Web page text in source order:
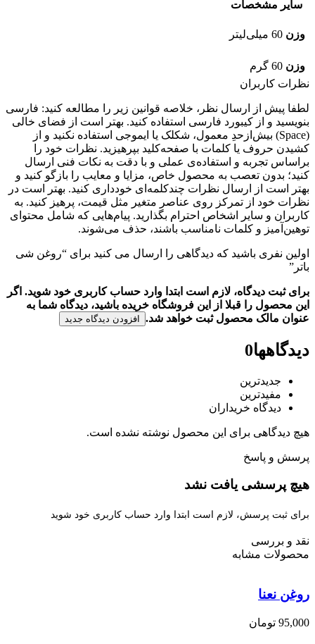
سایر مشخصات
وزن 60 میلی‌لیتر
وزن 60 گرم
نظرات کاربران
لطفا پیش از ارسال نظر، خلاصه قوانین زیر را مطالعه کنید: فارسی
بنویسید و از کیبورد فارسی استفاده کنید. بهتر است از فضای خالی
(Space) بیش‌از‌حدِ معمول، شکلک یا ایموجی استفاده نکنید و از
کشیدن حروف یا کلمات با صفحه‌کلید بپرهیزید. نظرات خود را
براساس تجربه و استفاده‌ی عملی و با دقت به نکات فنی ارسال
کنید؛ بدون تعصب به محصول خاص، مزایا و معایب را بازگو کنید و
بهتر است از ارسال نظرات چندکلمه‌‌ای خودداری کنید. بهتر است در
نظرات خود از تمرکز روی عناصر متغیر مثل قیمت، پرهیز کنید. به
کاربران و سایر اشخاص احترام بگذارید. پیام‌هایی که شامل محتوای
توهین‌آمیز و کلمات نامناسب باشند، حذف می‌شوند.
اولین نفری باشید که دیدگاهی را ارسال می کنید برای “روغن شی
باتر”
برای ثبت دیدگاه، لازم است ابتدا وارد حساب کاربری خود شوید. اگر
این محصول را قبلا از این فروشگاه خریده باشید، دیدگاه شما به
عنوان مالک محصول ثبت خواهد شد.
افزودن دیدگاه جدید
دیدگاهها0
جدیدترین
مفیدترین
دیدگاه خریداران
هیچ دیدگاهی برای این محصول نوشته نشده است.
پرسش و پاسخ
هیچ پرسشی یافت نشد
برای ثبت پرسش، لازم است ابتدا وارد حساب کاربری خود شوید
نقد و بررسی
محصولات مشابه
روغن نعنا
95,000 تومان